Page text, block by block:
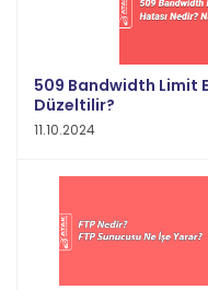
509 Bandwidth Limit
Düzeltilir?
11.10.2024